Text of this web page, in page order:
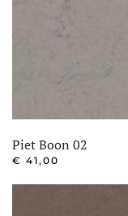
Piet Boon 02
€ 41,00